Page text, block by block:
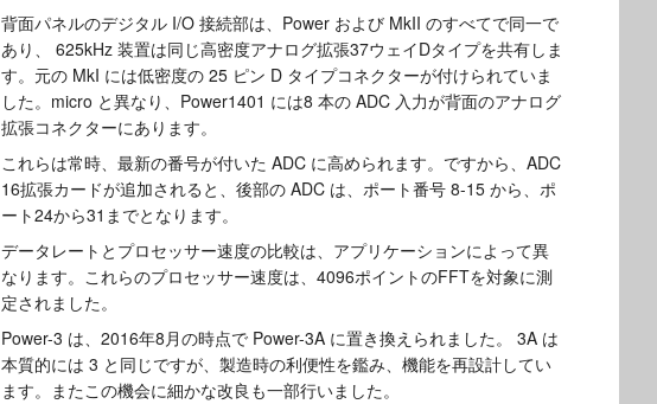
背面パネルのデジタル I/O 接続部は、Power および MkII のすべてで同一で
あり、 625kHz 装置は同じ高密度アナログ拡張37ウェイDタイプを共有しま
す。元の MkI には低密度の 25 ピン D タイプコネクターが付けられていま
した。micro と異なり、Power1401 には8 本の ADC 入力が背面のアナログ
拡張コネクターにあります。
これらは常時、最新の番号が付いた ADC に高められます。ですから、ADC
16拡張カードが追加されると、後部の ADC は、ポート番号 8-15 から、ポ
ート24から31までとなります。
データレートとプロセッサー速度の比較は、アプリケーションによって異
なります。これらのプロセッサー速度は、4096ポイントのFFTを対象に測
定されました。
Power-3 は、2016年8月の時点で Power-3A に置き換えられました。 3A は
本質的には 3 と同じですが、製造時の利便性を鑑み、機能を再設計してい
ます。またこの機会に細かな改良も一部行いました。